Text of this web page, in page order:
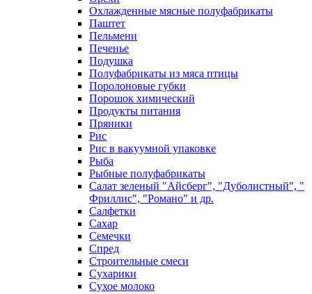
Охлажденные мясные полуфабрикаты
Паштет
Пельмени
Печенье
Подушка
Полуфабрикаты из мяса птицы
Поролоновые губки
Порошок химический
Продукты питания
Пряники
Рис
Рис в вакуумной упаковке
Рыба
Рыбные полуфабрикаты
Салат зеленый "Айсберг", "Дуболистный", "
Фриллис", "Романо" и др.
Салфетки
Сахар
Семечки
Спред
Строительные смеси
Сухарики
Сухое молоко